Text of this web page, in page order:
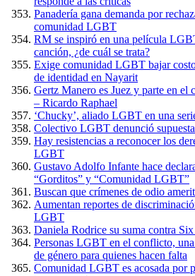
Panadería gana demanda por
comunidad LGBT
RM se inspiró en una película
canción, ¿de cuál se trata?
Exige comunidad LGBT bajar
de identidad en Nayarit
Gertz Manero es Juez y parte en
– Ricardo Raphael
‘Chucky’, aliado LGBT en una
Colectivo LGBT denunció
Hay resistencias a reconocer los
LGBT
Gustavo Adolfo Infante hace
“Gorditos” y “Comunidad LGBT”
Buscan que crímenes de odio
Aumentan reportes de
LGBT
Daniela Rodrice su suma contra
Personas LGBT en el conflicto,
de género para quienes hacen falta
Comunidad LGBT es acosada por